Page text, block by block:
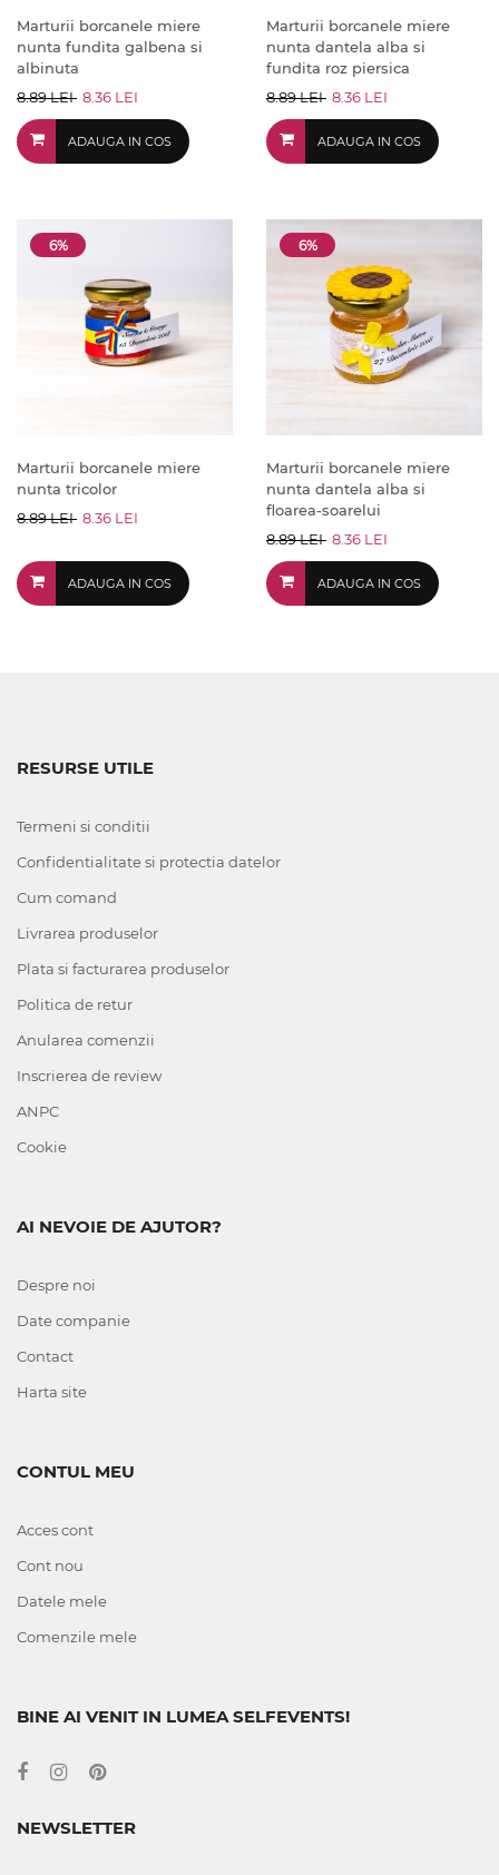
Marturii borcanele miere
nunta fundita galbena si
albinuta
8.89 LEI 8.36 LEI
ADAUGA IN COS
Marturii borcanele miere
nunta dantela alba si
fundita roz piersica
8.89 LEI 8.36 LEI
ADAUGA IN COS
6%
Marturii borcanele miere
nunta tricolor
8.89 LEI 8.36 LEI
ADAUGA IN COS
6%
Marturii borcanele miere
nunta dantela alba si
floarea-soarelui
8.89 LEI 8.36 LEI
ADAUGA IN COS
RESURSE UTILE
Termeni si conditii
Confidentialitate si protectia datelor
Cum comand
Livrarea produselor
Plata si facturarea produselor
Politica de retur
Anularea comenzii
Inscrierea de review
ANPC
Cookie
AI NEVOIE DE AJUTOR?
Despre noi
Date companie
Contact
Harta site
CONTUL MEU
Acces cont
Cont nou
Datele mele
Comenzile mele
BINE AI VENIT IN LUMEA SELFEVENTS!
NEWSLETTER